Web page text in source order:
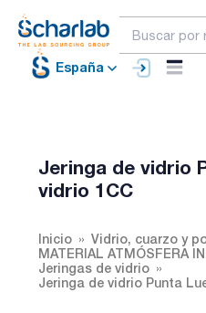
España
Jeringa de vidrio
vidrio 1CC
Inicio
Vidrio, cuarzo y
MATERIAL ATMÓSFERA
Jeringas de vidrio
Jeringa de vidrio Punta